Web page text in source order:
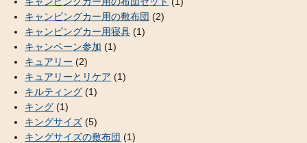
キャンピングカー用の敷布団 (2)
キャンピングカー用寝具 (1)
キャンペーン参加 (1)
キュアリー (2)
キュアリーとリケア (1)
キルティング (1)
キング (1)
キングサイズ (5)
キングサイズの敷布団 (1)